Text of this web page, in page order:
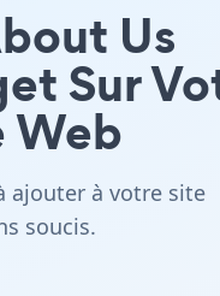
Us
Sur
Web
ajouter à votre site
soucis.